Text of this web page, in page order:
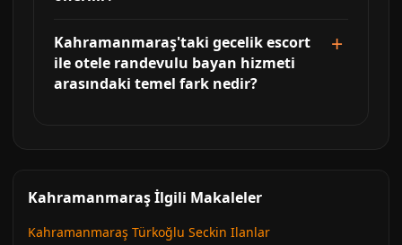
Kahramanmaraş'taki gecelik escort
ile otele randevulu bayan hizmeti
arasındaki temel fark nedir?
Kahramanmaraş İlgili Makaleler
Kahramanmaraş Türkoğlu Seckin Ilanlar